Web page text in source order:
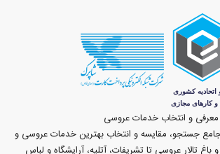
معرفی و انتخاب خدمات عروسی
جامع جستجو، مقایسه و انتخاب بهترین خدمات عروسی و
و باغ تالار عروسی تا تشریفات، آتلیه، آرایشگاه و لباس